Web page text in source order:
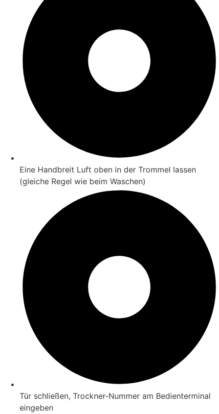
Eine Handbreit Luft oben in der Trommel lassen
(gleiche Regel wie beim Waschen)
Tür schließen, Trockner-Nummer am Bedienterminal
eingeben